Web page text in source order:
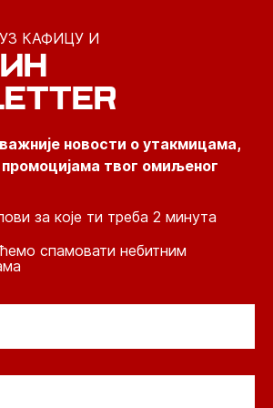
КАФИЦУ И
новости о утакмицама,
твог омиљеног
за које ти треба 2 минута
спамовати небитним